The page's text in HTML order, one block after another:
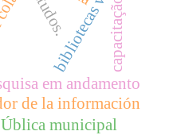
em andamento
capacitação
trabajador de la información
municipal